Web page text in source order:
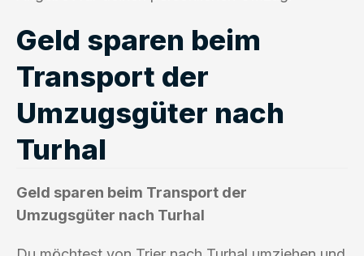
Geld sparen beim
Transport der
Umzugsgüter nach
Turhal
Geld sparen beim Transport der
Umzugsgüter nach Turhal